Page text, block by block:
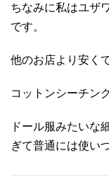
ちなみに私はユザ
です。
他のお店より安く
コットンシーチン
ドール服みたいな
ぎて普通には使い